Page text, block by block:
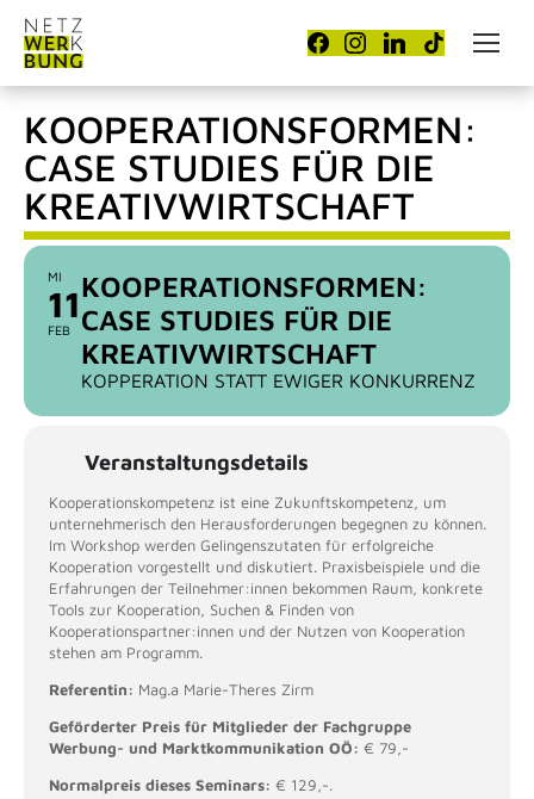
KOOPERATIONSFORMEN:
CASE STUDIES FÜR DIE
KREATIVWIRTSCHAFT
MI
11
FEB
KOOPERATIONSFORMEN:
CASE STUDIES FÜR DIE
KREATIVWIRTSCHAFT
KOPPERATION STATT EWIGER KONKURRENZ
Veranstaltungsdetails
Kooperationskompetenz ist eine Zukunftskompetenz, um
unternehmerisch den Herausforderungen begegnen zu können.
Im Workshop werden Gelingenszutaten für erfolgreiche
Kooperation vorgestellt und diskutiert. Praxisbeispiele und die
Erfahrungen der Teilnehmer:innen bekommen Raum, konkrete
Tools zur Kooperation, Suchen & Finden von
Kooperationspartner:innen und der Nutzen von Kooperation
stehen am Programm.
Referentin: Mag.a Marie-Theres Zirm
Geförderter Preis für Mitglieder der Fachgruppe
Werbung- und Marktkommunikation OÖ: € 79,-
Normalpreis dieses Seminars: € 129,-.